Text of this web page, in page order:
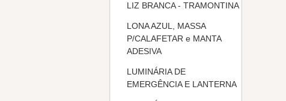
LIZ BRANCA - TRAMONTINA
LONA AZUL, MASSA
P/CALAFETAR e MANTA
ADESIVA
LUMINÁRIA DE
EMERGÊNCIA E LANTERNA